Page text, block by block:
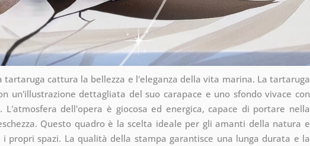
cattura la bellezza e l'eleganza della vita marina. La tartaruga
un'illustrazione dettagliata del suo carapace e uno sfondo vivace con
dell'opera è giocosa ed energica, capace di portare nella
Questo quadro è la scelta ideale per gli amanti della natura e
propri spazi. La qualità della stampa garantisce una lunga durata e la